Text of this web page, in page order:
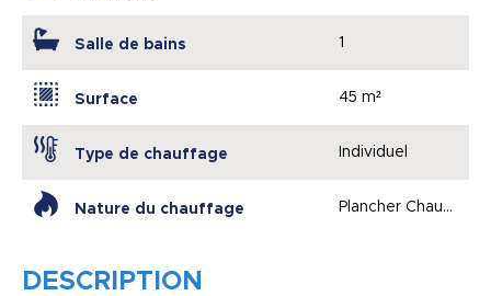
Salle de bains 1
Surface 45 m²
Type de chauffage Individuel
Nature du chauffage Plancher Chauffant
DESCRIPTION